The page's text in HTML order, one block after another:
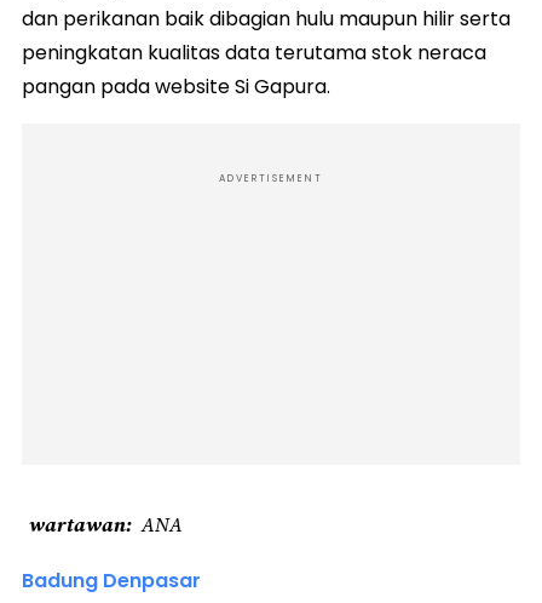
dan perikanan baik dibagian hulu maupun hilir serta
peningkatan kualitas data terutama stok neraca
pangan pada website Si Gapura.
ADVERTISEMENT
wartawan ANA
Badung Denpasar